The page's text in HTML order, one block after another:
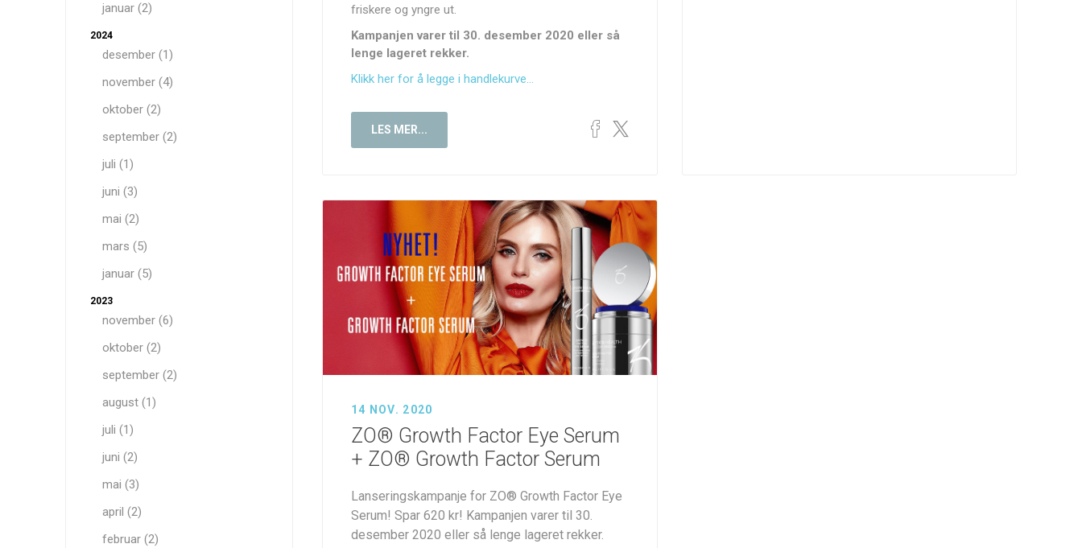
friskere og yngre ut.
Kampanjen varer til 30. desember 2020 eller så
lenge lageret rekker.
Klikk her for å legge i handlekurve...
LES MER...
14 NOV. 2020
ZO® Growth Factor Eye Serum
+ ZO® Growth Factor Serum
Lanseringskampanje for ZO® Growth Factor Eye
Serum! Spar 620 kr! Kampanjen varer til 30.
desember 2020 eller så lenge lageret rekker.
januar (2)
2024
desember (1)
november (4)
oktober (2)
september (2)
juli (1)
juni (3)
mai (2)
mars (5)
januar (5)
2023
november (6)
oktober (2)
september (2)
august (1)
juli (1)
juni (2)
mai (3)
april (2)
februar (2)